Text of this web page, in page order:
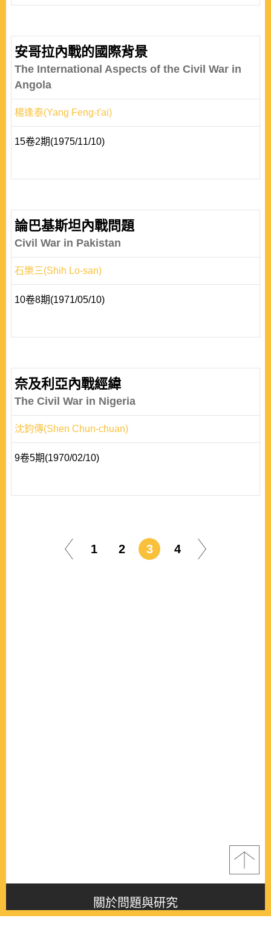
安哥拉內戰的國際背景
The International Aspects of the Civil War in
Angola
楊逢泰(Yang Feng-t'ai)
15卷2期(1975/11/10)
論巴基斯坦內戰問題
Civil War in Pakistan
石樂三(Shih Lo-san)
10卷8期(1971/05/10)
奈及利亞內戰經緯
The Civil War in Nigeria
沈鈞傳(Shen Chun-chuan)
9卷5期(1970/02/10)
1 2 3 4
關於問題與研究
About this journal